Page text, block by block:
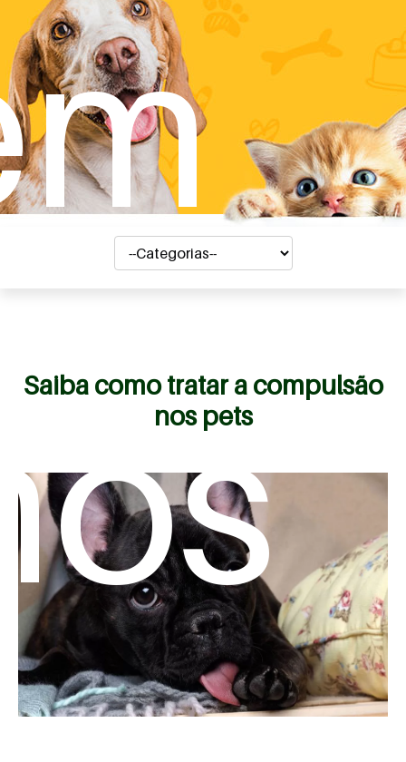
Saiba como tratar a compulsão
nos pets